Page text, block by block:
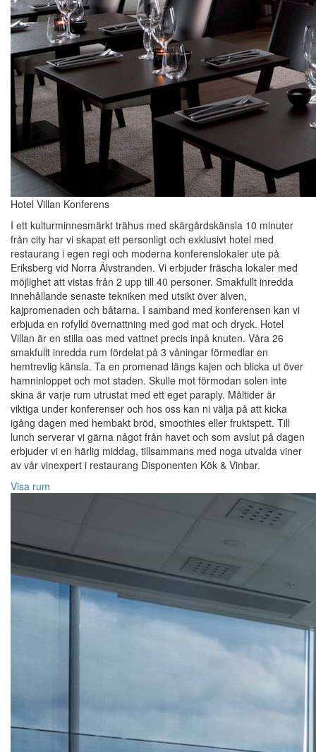
Hotel Villan Konferens
I ett kulturminnesmärkt trähus med skärgårdskänsla 10 minuter
från city har vi skapat ett personligt och exklusivt hotel med
restaurang i egen regi och moderna konferenslokaler ute på
Eriksberg vid Norra Älvstranden. Vi erbjuder fräscha lokaler med
möjlighet att vistas från 2 upp till 40 personer. Smakfullt inredda
innehållande senaste tekniken med utsikt över älven,
kajpromenaden och båtarna. I samband med konferensen kan vi
erbjuda en rofylld övernattning med god mat och dryck. Hotel
Villan är en stilla oas med vattnet precis inpå knuten. Våra 26
smakfullt inredda rum fördelat på 3 våningar förmedlar en
hemtrevlig känsla. Ta en promenad längs kajen och blicka ut över
hamninloppet och mot staden. Skulle mot förmodan solen inte
skina är varje rum utrustat med ett eget paraply. Måltider är
viktiga under konferenser och hos oss kan ni välja på att kicka
igång dagen med hembakt bröd, smoothies eller fruktspett. Till
lunch serverar vi gärna något från havet och som avslut på dagen
erbjuder vi en härlig middag, tillsammans med noga utvalda viner
av vår vinexpert i restaurang Disponenten Kök & Vinbar.
Visa rum